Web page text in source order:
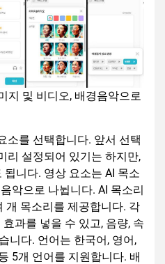
지 및 비디오, 배경음악으로
소를 선택합니다. 앞서 선택
리 설정되어 있기는 하지만,
니다. 영상 요소는 AI 목소
악으로 나뉩니다. AI 목소리
개 목소리를 제공합니다. 각
과를 넣을 수 있고, 음량, 속
니다. 언어는 한국어, 영어,
5개 언어를 지원합니다. 배